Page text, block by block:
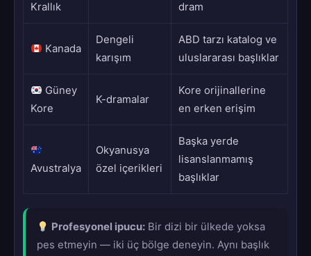
Krallık
dram
Kanada
Dengeli
karışım
ABD tarzı katalog ve
uluslararası başlıklar
Güney
Kore
K-dramalar
Kore orijinallerine
en erken erişim
Avustralya
Okyanusya
özel içerikleri
Başka yerde
lisanslanmamış
başlıklar
Profesyonel ipucu:Bir dizi bir ülkede yoksa
pes etmeyin — iki üç bölge deneyin. Aynı başlık